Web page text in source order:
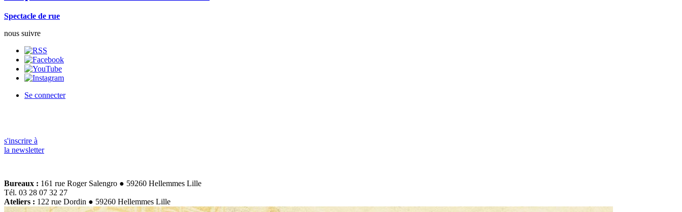
Spectacle de rue
nous suivre
Se connecter
s'inscrire à
la newsletter
Bureaux : 161 rue Roger Salengro ● 59260 Hellemmes Lille
Tél. 03 28 07 32 27
Ateliers : 122 rue Dordin ● 59260 Hellemmes Lille